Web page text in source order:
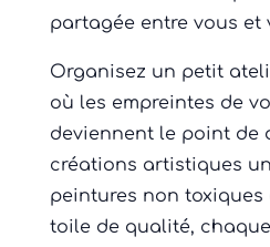
partagée entre vous et
Organisez un petit
où les empreintes de
deviennent le point de
créations artistiques
peintures non
toile de qualité,